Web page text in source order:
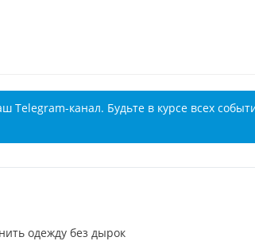
Telegram-канал. Будьте в курсе всех
одежду без дырок